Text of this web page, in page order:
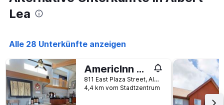
durchschnittlichen
Zimmerpreis
Lea
Alle 28 Unterkünfte anzeigen
AmericInn by Wyndham Albert Lea
811 East Plaza Street, Albert Lea, MN, USA
4,4 km vom Stadtzentrum